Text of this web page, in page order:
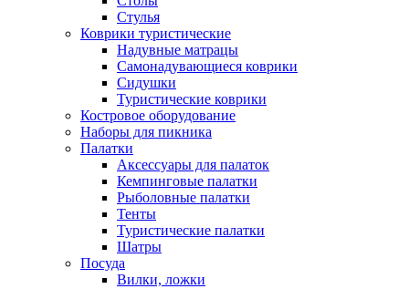
Стулья
Коврики туристические
Надувные матрацы
Самонадувающиеся коврики
Сидушки
Туристические коврики
Костровое оборудование
Наборы для пикника
Палатки
Аксессуары для палаток
Кемпинговые палатки
Рыболовные палатки
Тенты
Туристические палатки
Шатры
Посуда
Вилки, ложки